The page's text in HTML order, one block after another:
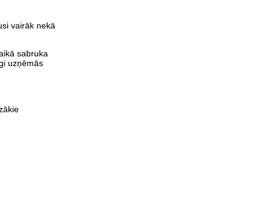
vairāk nekā
sabruka
uzņēmās